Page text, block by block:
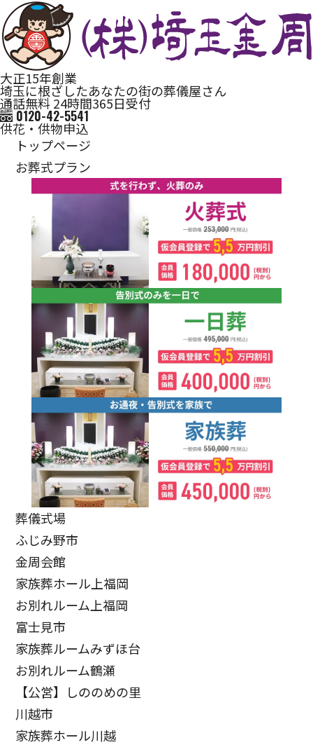
大正15年創業
埼玉に根ざしたあなたの街の葬儀屋さん
通話無料 24時間365日受付
0120-42-5541
供花・供物申込
トップページ
お葬式プラン
葬儀式場
ふじみ野市
金周会館
家族葬ホール上福岡
お別れルーム上福岡
富士見市
家族葬ルームみずほ台
お別れルーム鶴瀬
【公営】しののめの里
川越市
家族葬ホール川越